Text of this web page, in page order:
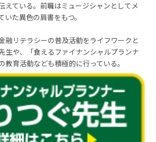
えている。前職はミュージシャンとしてメ
いた異色の肩書をもつ。
融リテラシーの普及活動をライフワークと
生や、「食えるファイナンシャルプランナ
教育活動なども積極的に行っている。